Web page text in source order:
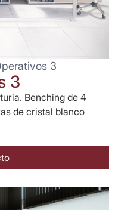
3
3
Benching de 4
de cristal blanco